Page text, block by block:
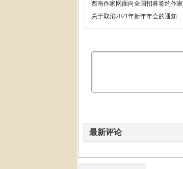
·西南作家网面向全国招募签约作家
·关于取消2021年新年年会的通知
最新评论